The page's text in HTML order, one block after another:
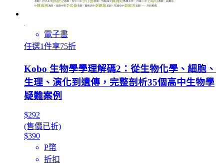
電子書
任選1件享75折
Kobo 生物學學理解碼2：從生物化學、細胞、
生理、演化到遺傳，完整剖析35個高中生物學
疑難案例
$292
(售價已折)
$390
P幣
折扣